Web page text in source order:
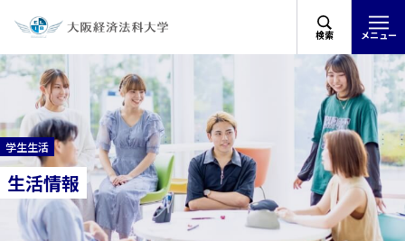
検索 メニュー
学生生活
生活情報